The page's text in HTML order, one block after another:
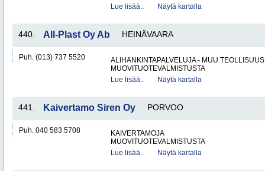
Lue lisää..
Näytä kartalla
440. All-Plast Oy Ab HEINÄVAARA
Puh. (013) 737 5520
ALIHANKINTAPALVELUJA - MUU TEOLLISUUS
MUOVITUOTEVALMISTUSTA
Lue lisää..
Näytä kartalla
441. Kaivertamo Siren Oy PORVOO
Puh. 040 583 5708
KAIVERTAMOJA
MUOVITUOTEVALMISTUSTA
Lue lisää..
Näytä kartalla